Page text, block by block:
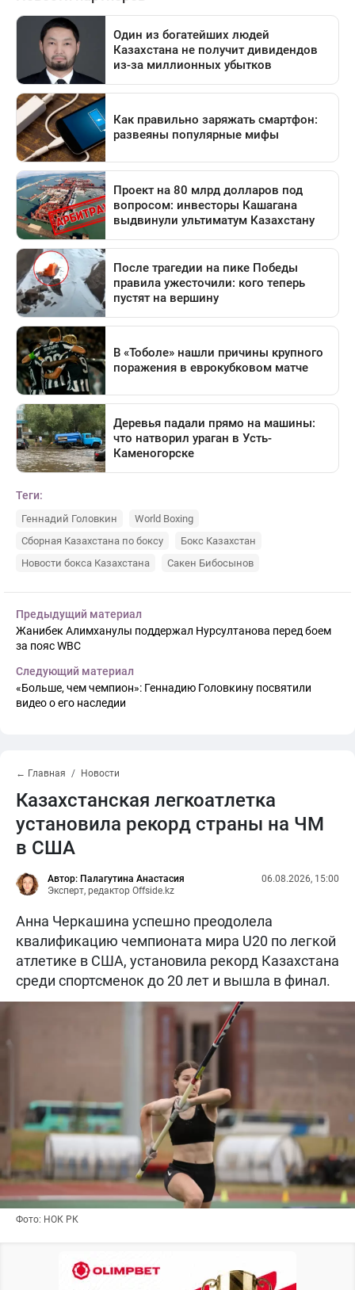
Теги:
Геннадий Головкин
World Boxing
Сборная Казахстана по боксу
Бокс Казахстан
Новости бокса Казахстана
Сакен Бибосынов
Предыдущий материал
Жанибек Алимханулы поддержал Нурсултанова перед боем
за пояс WBC
Следующий материал
«Больше, чем чемпион»: Геннадию Головкину посвятили
видео о его наследии
← Главная Новости
Казахстанская легкоатлетка
установила рекорд страны на ЧМ
в США
Автор: Палагутина Анастасия
Эксперт, редактор Offside.kz
06.08.2026, 15:00
Анна Черкашина успешно преодолела
квалификацию чемпионата мира U20 по легкой
атлетике в США, установила рекорд Казахстана
среди спортсменок до 20 лет и вышла в финал.
Фото: НОК РК